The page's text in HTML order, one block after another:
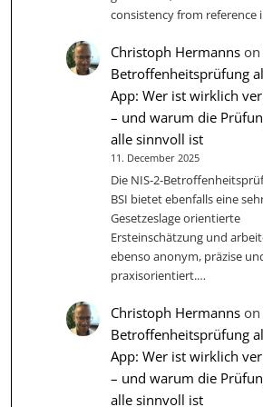
consistency from reference
Christoph Hermannson
Betroffenheitsprüfung
App: Wer ist wirklich
– und warum die
alle sinnvoll ist
11. December 2025
Die NIS‑2-
BSI bietet ebenfalls eine
Gesetzeslage orientierte
Ersteinschätzung und
ebenso anonym, präzise
praxisorientiert.…
Christoph Hermannson
Betroffenheitsprüfung
App: Wer ist wirklich
– und warum die
alle sinnvoll ist